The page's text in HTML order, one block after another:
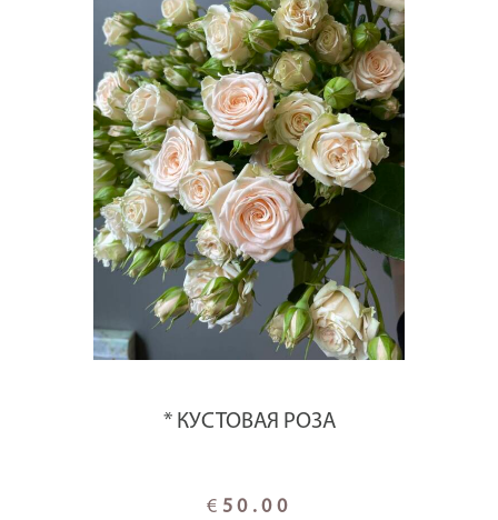
* КУСТОВАЯ РОЗА
€ 50.00